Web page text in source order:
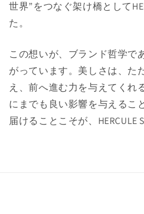
世界”をつなぐ架け橋として
た。
この想いが、ブランド哲学で
がっています。美しさは、た
え、前へ進む力を与えてくれ
にまでも良い影響を与えるこ
届けることこそが、HERCULE